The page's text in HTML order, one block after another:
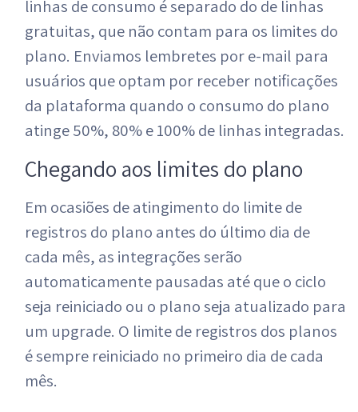
linhas de consumo é separado do de linhas
gratuitas, que não contam para os limites do
plano. Enviamos lembretes por e-mail para
usuários que optam por receber notificações
da plataforma quando o consumo do plano
atinge 50%, 80% e 100% de linhas integradas.
Chegando aos limites do plano
Em ocasiões de atingimento do limite de
registros do plano antes do último dia de
cada mês, as integrações serão
automaticamente pausadas até que o ciclo
seja reiniciado ou o plano seja atualizado para
um upgrade. O limite de registros dos planos
é sempre reiniciado no primeiro dia de cada
mês.